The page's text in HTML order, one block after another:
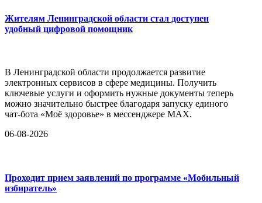
Жителям Ленинградской области стал доступен
удобный цифровой помощник
В Ленинградской области продолжается развитие
электронных сервисов в сфере медицины. Получить
ключевые услуги и оформить нужные документы теперь
можно значительно быстрее благодаря запуску единого
чат-бота «Моё здоровье» в мессенджере MAX.
06-08-2026
Проходит прием заявлений по программе «Мобильный
избиратель»